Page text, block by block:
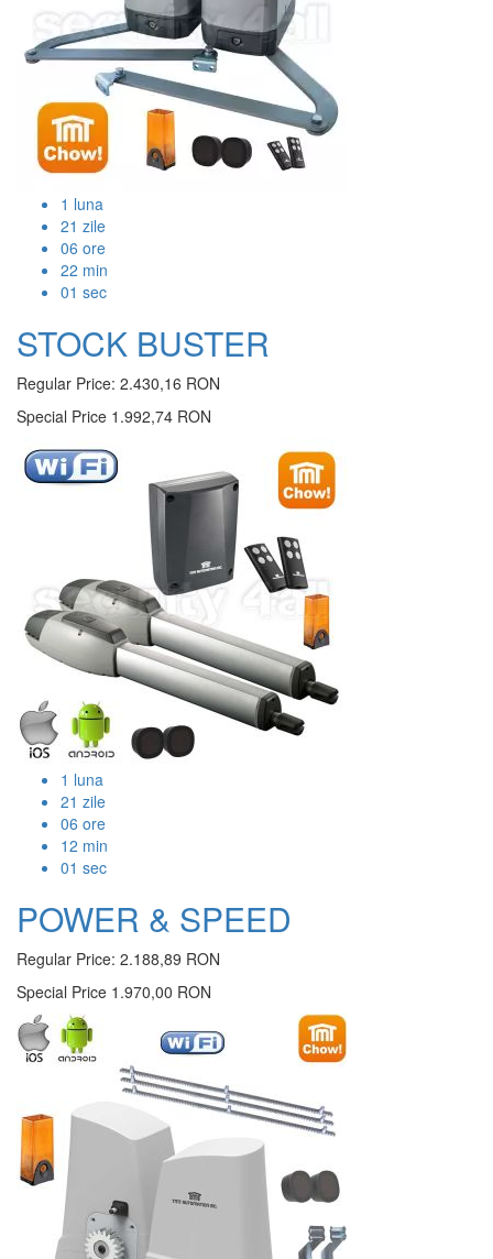
1 luna
21 zile
06 ore
22 min
00 sec
STOCK BUSTER
Regular Price: 2.430,16 RON
Special Price 1.992,74 RON
1 luna
21 zile
06 ore
12 min
00 sec
POWER & SPEED
Regular Price: 2.188,89 RON
Special Price 1.970,00 RON